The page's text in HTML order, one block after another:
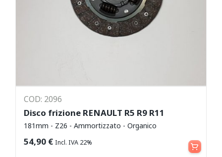
COD: 2096
Disco frizione RENAULT R5 R9 R11
181mm - Z26 - Ammortizzato - Organico
54,90 € Incl. IVA 22% Aggiungi al carrello